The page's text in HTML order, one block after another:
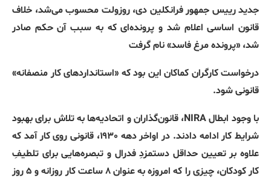
جدید رییس جمهور فرانکلین دی، روزولت محسوب می‌شد، خلاف
قانون اساسی اعلام شد و پرونده‌ای که به سبب آن حکم صادر
شد، «پرونده مرغ فاسد»نام گرفت
درخواست کارگران کماکان این بود که «استانداردهای کار منصفانه»
قانونی شود.
با وجود ابطالNIRA
، قانون‌گذاران و اتحادیه‌ها به تلاش برای بهبود
شرایط کار ادامه دادند.
در اواخر دهه ۱۹۳۰، قانونی روی کار آمد که
علاوه بر تعیین حداقل دستمزدِ فدرال و تبصره‌هایی برای تلطیفِ
کار کودکان، چیزی را که امروزه به عنوان ۸ ساعت کار روزانه و ۵ روز